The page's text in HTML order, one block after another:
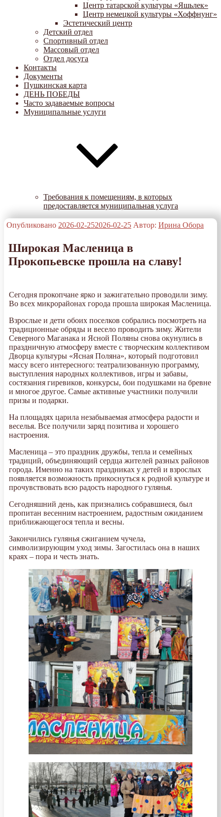
Центр татарской культуры «Яшьлек»
Центр немецкой культуры «Хоффнунг»
Эстетический центр
Детский отдел
Спортивный отдел
Массовый отдел
Отдел досуга
Контакты
Документы
Пушкинская карта
ДЕНЬ ПОБЕДЫ
Часто задаваемые вопросы
Муниципальные услуги
Требования к помещениям, в которых
предоставляется муниципальная услуга
Опубликовано 2026-02-252026-02-25 Автор: Ирина Обора
Широкая Масленица в
Прокопьевске прошла на славу!
Сегодня прокопчане ярко и зажигательно проводили зиму.
Во всех микрорайонах города прошла широкая Масленица.
Взрослые и дети обоих поселков собрались посмотреть на
традиционные обряды и весело проводить зиму. Жители
Северного Маганака и Ясной Поляны снова окунулись в
праздничную атмосферу вместе с творческим коллективом
Дворца культуры «Ясная Поляна», который подготовил
массу всего интересного: театрализованную программу,
выступления народных коллективов, игры и забавы,
состязания гиревиков, конкурсы, бои подушками на бревне
и многое другое. Самые активные участники получили
призы и подарки.
На площадях царила незабываемая атмосфера радости и
веселья. Все получили заряд позитива и хорошего
настроения.
Масленица – это праздник дружбы, тепла и семейных
традиций, объединяющий сердца жителей разных районов
города. Именно на таких праздниках у детей и взрослых
появляется возможность прикоснуться к родной культуре и
прочувствовать всю радость народного гулянья.
Сегодняшний день, как признались собравшиеся, был
пропитан весенним настроением, радостным ожиданием
приближающегося тепла и весны.
Закончились гулянья сжиганием чучела,
символизирующим уход зимы. Загостилась она в наших
краях – пора и честь знать.